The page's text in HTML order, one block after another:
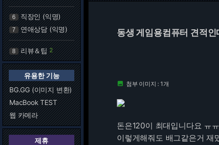
6 직장인 (익명)
7 연애상담 (익명)
8 리뷰＆팁 2
유용한 기능
BG.GG (이미지 변환)
MacBook TEST
웹 카메라
제휴
동생 게임용컴퓨터 견적
 첨부 이미지 : 1개
돈은120이 최대입니다요 ㅠㅠ
이렇게해줘도 배그같은거 재